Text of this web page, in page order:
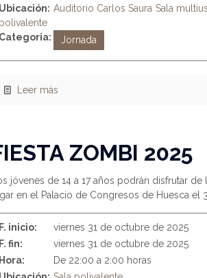
Auditorio Carlos Saura Sala
Jornada
Leer más
ZOMBI 2025
jóvenes de 14 a 17 años podrán disfrutar de
en el Palacio de Congresos de Huesca el
inicio:
viernes 31 de octubre de 2025
fin:
viernes 31 de octubre de 2025
De 22:00 a 2:00 horas